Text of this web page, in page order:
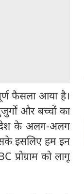
फैसला आया है।
और बच्चों का
देश के अलग-अलग
इसलिए हम इन
प्रोग्राम को लागू